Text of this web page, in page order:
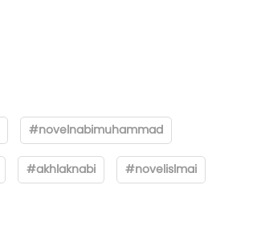
#novelnabimuhammad
#akhlaknabi #novelislmai